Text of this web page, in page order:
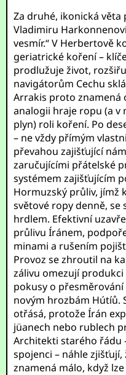
Za druhé, ikonická
Vladimiru
vesmír.“ V Herbertově
geriatrické koření –
prodlužuje život,
navigátorům Cechu
Arrakis proto znamená
analogii hraje ropu (a v
plyn) roli koření. Po
– ne vždy přímým
převahou zajišťující
zaručujícími přátelské
systémem zajišťujícím
Hormuzský průliv, jímž
světové ropy denně,
hrdlem. Efektivní
průlivu Íránem,
minami a rušením
Provoz se zhroutil na
zálivu omezují
pokusy o
novým hrozbám Hútíů.
otřásá, protože Írán
jüanech nebo rublech
Architekti starého řádu
spojenci – náhle
znamená málo, když